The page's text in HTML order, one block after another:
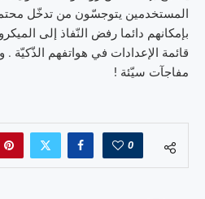
المستخدمين يتوجسّون من تدخّل
بإمكانهم دائما رفض النّفاذ إلى
قائمة الإعدادات في هواتفهم الذّكيّة
مفاجآت سيّئة !
0